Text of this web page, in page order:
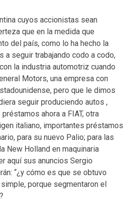
cuyos accionistas sean
que en la medida que
del país, como lo ha hecho la
a seguir trabajando codo a codo,
la industria automotriz cuando
Motors, una empresa con
pero que le dimos
seguir produciendo autos ,
ahora a FIAT, otra
italiano, importantes préstamos
para su nuevo Palio; para las
New Holland en maquinaria
aquí sus anuncios Sergio
“¿y cómo es que se obtuvo
porque segmentaron el